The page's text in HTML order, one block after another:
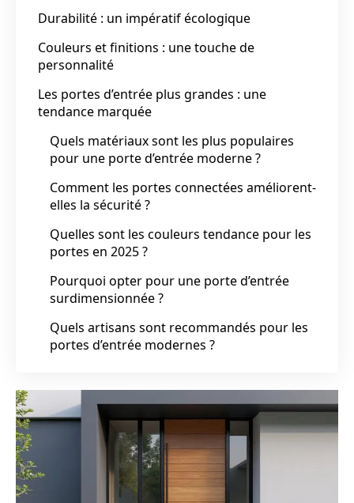
Durabilité : un impératif écologique
Couleurs et finitions : une touche de
personnalité
Les portes d’entrée plus grandes : une
tendance marquée
Quels matériaux sont les plus populaires
pour une porte d’entrée moderne ?
Comment les portes connectées améliorent-
elles la sécurité ?
Quelles sont les couleurs tendance pour les
portes en 2025 ?
Pourquoi opter pour une porte d’entrée
surdimensionnée ?
Quels artisans sont recommandés pour les
portes d’entrée modernes ?